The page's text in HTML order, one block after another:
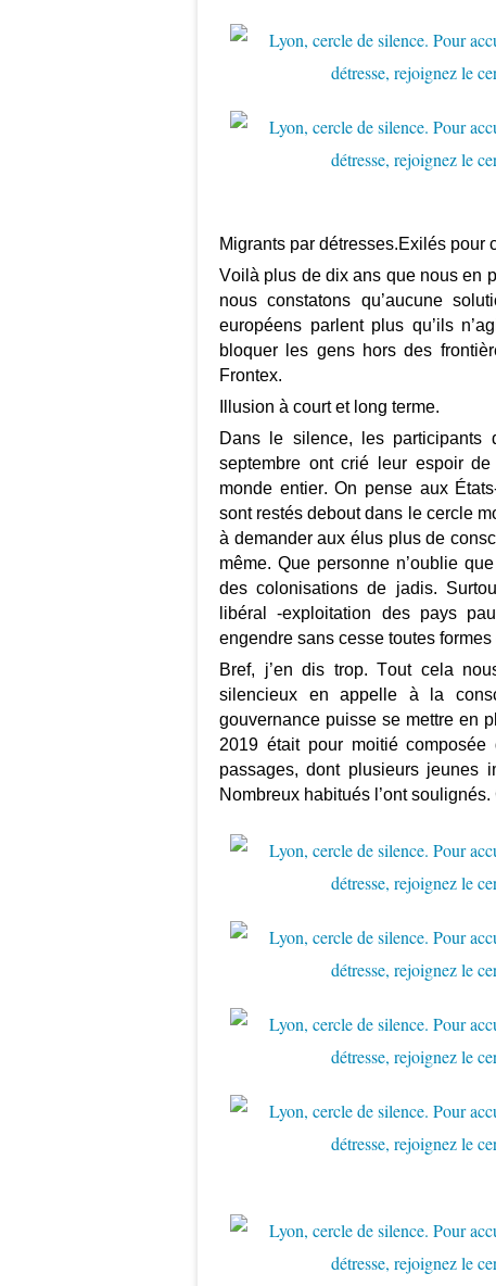
Migrants par détresses.Exilés pour
Voilà plus de dix ans que nous en
nous constatons qu’aucune
européens parlent plus qu’ils
bloquer les gens hors des
Frontex.
Illusion à court et long terme.
Dans le silence, les participants
septembre ont crié leur espoir
monde entier. On pense aux
sont restés debout dans le cercle
à demander aux élus plus de
même. Que personne n’oublie
des colonisations de jadis.
libéral -exploitation des pays
engendre sans cesse toutes
Bref, j’en dis trop. Tout cela
silencieux en appelle à la
gouvernance puisse se mettre en
2019 était pour moitié
passages, dont plusieurs jeunes
Nombreux habitués l’ont